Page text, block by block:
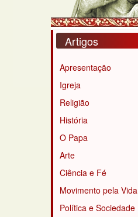
Artigos
Apresentação
Igreja
Religião
História
O Papa
Arte
Ciência e Fé
Movimento pela Vida
Política e Sociedade